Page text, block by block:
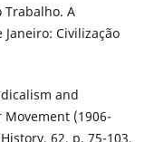
Trabalho. A
Civilização
and
Movement (1906-
62, p. 75-103,